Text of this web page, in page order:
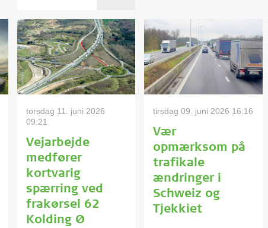
torsdag 11. juni 2026
09:21
Vejarbejde
medfører
kortvarig
spærring ved
frakørsel 62
Kolding Ø
tirsdag 09. juni 2026 16:16
Vær
opmærksom på
trafikale
ændringer i
Schweiz og
Tjekkiet